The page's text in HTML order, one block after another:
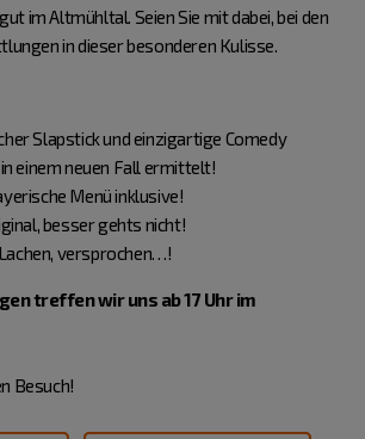
im Altmühltal. Seien Sie mit dabei, bei den
in dieser besonderen Kulisse.
Slapstick und einzigartige Comedy
in einem neuen Fall ermittelt!
Menü inklusive!
besser gehts nicht!
versprochen…!
treffen wir uns ab 17 Uhr im
Besuch!